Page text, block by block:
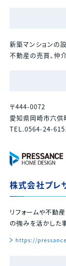
新築マンションの
不動産の売買、仲
〒444-0072
愛知県岡崎市六
TEL.0564-24-
株式会社プレ
リフォームや不動
の強みを活かした
https://